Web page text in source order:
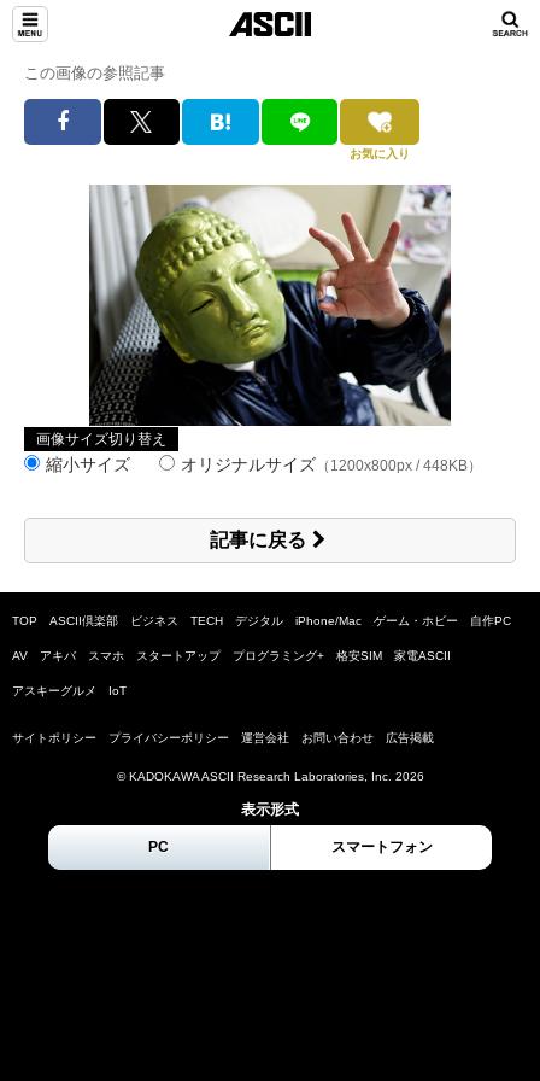
この画像の参照記事
お気に入り
画像サイズ切り替え
縮小サイズ オリジナルサイズ （1200x800px / 448KB）
記事に戻る
TOP ASCII倶楽部 ビジネス TECH デジタル iPhone/Mac ゲーム・ホビー 自作PC
AV アキバ スマホ スタートアップ プログラミング+ 格安SIM 家電ASCII
アスキーグルメ IoT
サイトポリシー プライバシーポリシー 運営会社 お問い合わせ 広告掲載
© KADOKAWA ASCII Research Laboratories, Inc. 2026
表示形式
PC スマートフォン